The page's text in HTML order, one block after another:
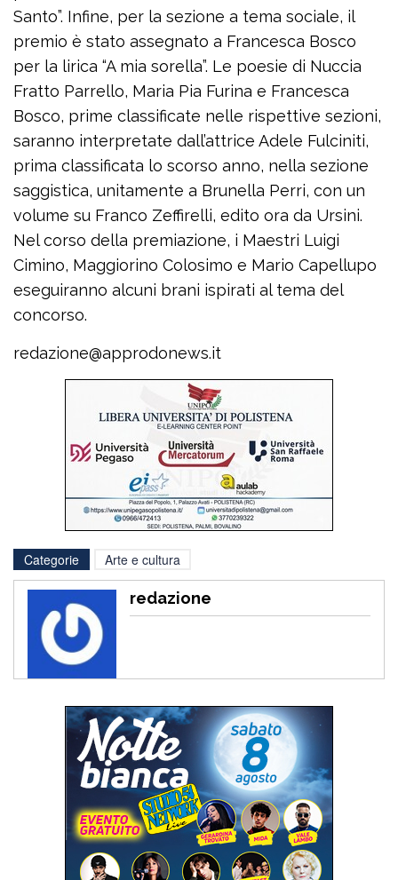
Santo”. Infine, per la sezione a tema sociale, il
premio è stato assegnato a Francesca Bosco
per la lirica “A mia sorella”. Le poesie di Nuccia
Fratto Parrello, Maria Pia Furina e Francesca
Bosco, prime classificate nelle rispettive sezioni,
saranno interpretate dall’attrice Adele Fulciniti,
prima classificata lo scorso anno, nella sezione
saggistica, unitamente a Brunella Perri, con un
volume su Franco Zeffirelli, edito ora da Ursini.
Nel corso della premiazione, i Maestri Luigi
Cimino, Maggiorino Colosimo e Mario Capellupo
eseguiranno alcuni brani ispirati al tema del
concorso.
redazione@approdonews.it
Categorie Arte e cultura
redazione